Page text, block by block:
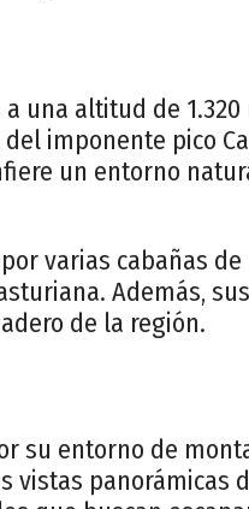
una altitud de
imponente pico
un entorno
varias cabañas
Además,
de la región.
su entorno de
vistas panorámicas